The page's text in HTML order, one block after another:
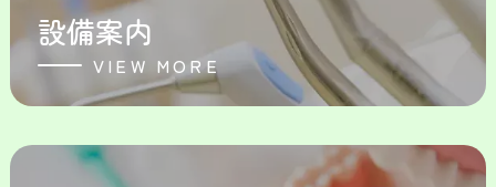
設備案内
VIEW MORE